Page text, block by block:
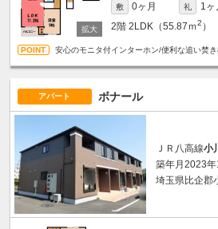
敷 0ヶ月 礼
1ヶ
2階 2LDK（55.87ｍ2 ）
安心のモニタ付インターホン/便利な追い焚
アパート ボナール
ＪＲ八高線小
築年月2023
埼玉県比企郡